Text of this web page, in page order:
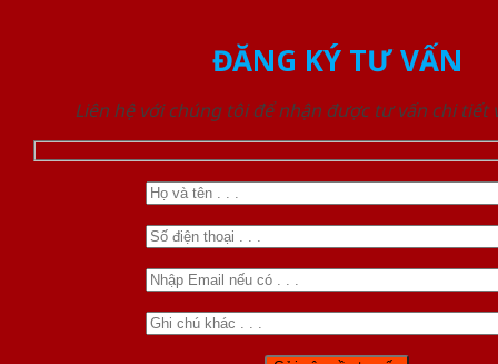
ĐĂNG KÝ TƯ VẤN
Liên hệ với chúng tôi để nhận được tư vấn chi tiết